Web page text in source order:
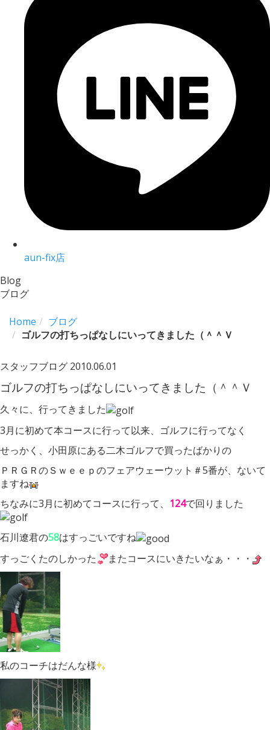
aun-fix店
Blog
ブログ
Home
ブログ
ゴルフの打ちっぱなしにいってきました（＾＾Ｖ
スタッフブログ 2010.06.01
ゴルフの打ちっぱなしにいってきました（＾＾Ｖ
久々に、行ってきました
3月に初めて本コースに行って以来、ゴルフに行ってなく
せっかく、小田原にある二木ゴルフで買ったばかりの
ＰＲＧＲのＳｗｅｅｐのフェアウェーウット＃5番が、ないて
ますね
ちなみに3月に初めてコースに行って、 124で回りました
石川遼君の58はすっごいですね
すっごくたのしかった
またコースにいきたいなぁ・・・
私のコーチはだんな様